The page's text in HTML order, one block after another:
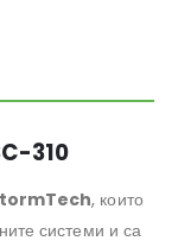
310
, които
системи и са